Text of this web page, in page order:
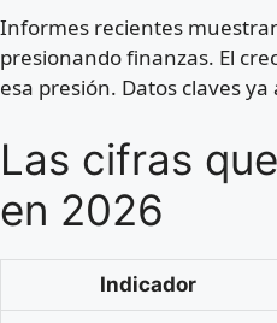
Informes recientes
presionando finanzas. El
esa presión. Datos claves
Las cifras
en 2026
Indicador